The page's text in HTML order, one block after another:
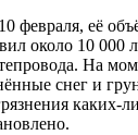
февраля, её
около 10 000
На
снег и
каких-